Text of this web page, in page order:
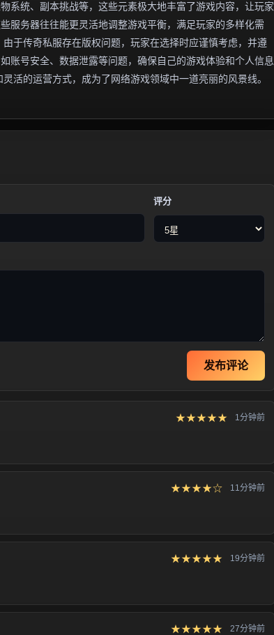
系统、副本挑战等，这些元素极大地丰富了游戏内容，让玩家
服务器往往能更灵活地调整游戏平衡，满足玩家的多样化需
于传奇私服存在版权问题，玩家在选择时应谨慎考虑，并遵
账号安全、数据泄露等问题，确保自己的游戏体验和个人信息
活的运营方式，成为了网络游戏领域中一道亮丽的风景线。
评分
发布评论
★★★★★ 1分钟前
★★★★☆ 11分钟前
★★★★★ 19分钟前
★★★★★ 27分钟前